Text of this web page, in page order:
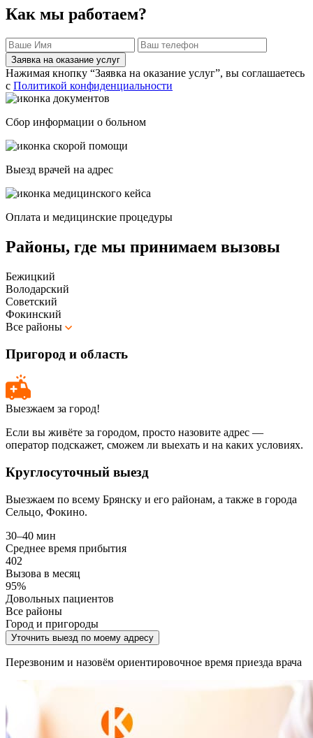
Как мы работаем?
Заявка на оказание услуг
Нажимая кнопку “Заявка на оказание услуг”, вы соглашаетесь
с Политикой конфиденциальности
Сбор информации о больном
Выезд врачей на адрес
Оплата и медицинские процедуры
Районы, где мы принимаем вызовы
Бежицкий
Володарский
Советский
Фокинский
Все районы
Пригород и область
Выезжаем за город!
Если вы живёте за городом, просто назовите адрес —
оператор подскажет, сможем ли выехать и на каких условиях.
Круглосуточный выезд
Выезжаем по всему Брянску и его районам, а также в города
Сельцо, Фокино.
30–40 мин
Среднее время прибытия
402
Вызова в месяц
95%
Довольных пациентов
Все районы
Город и пригороды
Уточнить выезд по моему адресу
Перезвоним и назовём ориентировочное время приезда врача